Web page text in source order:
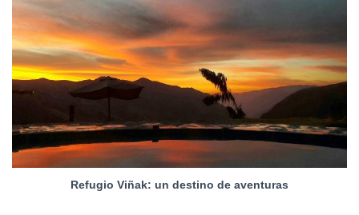
Refugio Viñak: un destino de aventuras